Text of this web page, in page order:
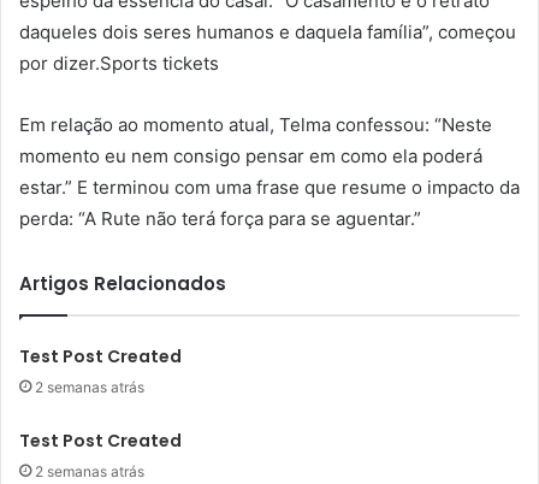
daqueles dois seres humanos e daquela família”, começou
por dizer.Sports tickets
Em relação ao momento atual, Telma confessou: “Neste
momento eu nem consigo pensar em como ela poderá
estar.” E terminou com uma frase que resume o impacto da
perda: “A Rute não terá força para se aguentar.”
Artigos Relacionados
Test Post Created
2 semanas atrás
Test Post Created
2 semanas atrás